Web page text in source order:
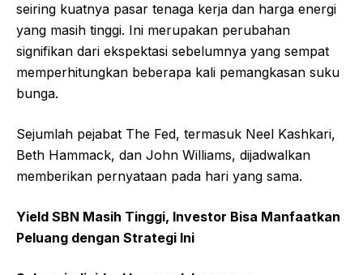
seiring kuatnya pasar tenaga kerja dan harga energi
yang masih tinggi. Ini merupakan perubahan
signifikan dari ekspektasi sebelumnya yang sempat
memperhitungkan beberapa kali pemangkasan suku
bunga.
Sejumlah pejabat The Fed, termasuk Neel Kashkari,
Beth Hammack, dan John Williams, dijadwalkan
memberikan pernyataan pada hari yang sama.
Yield SBN Masih Tinggi, Investor Bisa Manfaatkan
Peluang dengan Strategi Ini